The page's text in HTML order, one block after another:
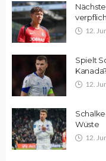
12.
Spielt
12.
Wüste
12.